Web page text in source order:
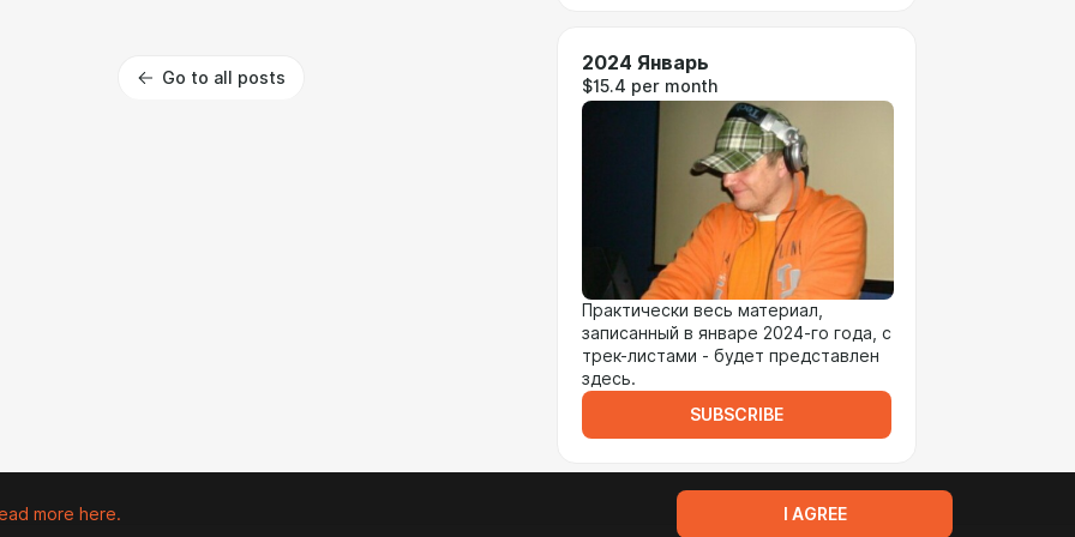
Go to all posts
2024 Январь
$15.4 per month
Практически весь материал,
записанный в январе 2024-го года, с
трек-листами - будет представлен
здесь.
SUBSCRIBE
more here. I AGREE